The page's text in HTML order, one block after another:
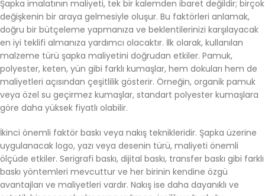
Şapka imalatının maliyeti, tek bir kalemden ibaret değildir; birçok
değişkenin bir araya gelmesiyle oluşur. Bu faktörleri anlamak,
doğru bir bütçeleme yapmanıza ve beklentilerinizi karşılayacak
en iyi teklifi almanıza yardımcı olacaktır. İlk olarak, kullanılan
malzeme türü şapka maliyetini doğrudan etkiler. Pamuk,
polyester, keten, yün gibi farklı kumaşlar, hem dokuları hem de
maliyetleri açısından çeşitlilik gösterir. Örneğin, organik pamuk
veya özel su geçirmez kumaşlar, standart polyester kumaşlara
göre daha yüksek fiyatlı olabilir.
İkinci önemli faktör baskı veya nakış teknikleridir. Şapka üzerine
uygulanacak logo, yazı veya desenin türü, maliyeti önemli
ölçüde etkiler. Serigrafi baskı, dijital baskı, transfer baskı gibi farklı
baskı yöntemleri mevcuttur ve her birinin kendine özgü
avantajları ve maliyetleri vardır. Nakış ise daha dayanıklı ve